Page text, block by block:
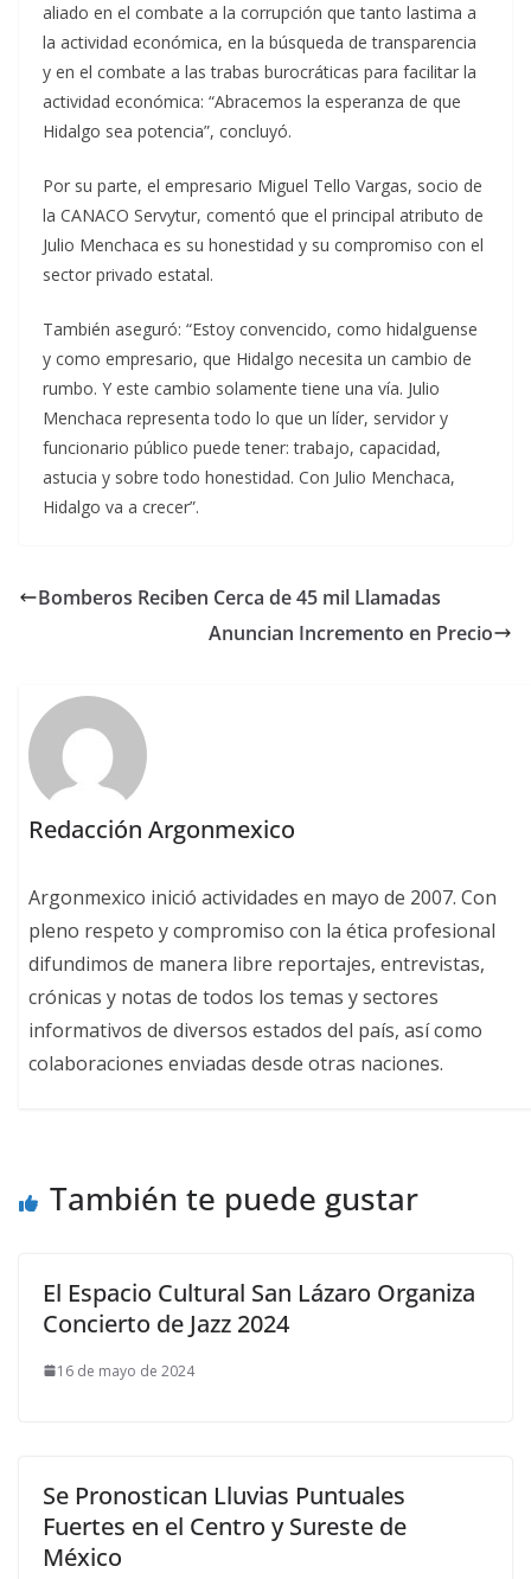
aliado en el combate a la corrupción que tanto lastima a
la actividad económica, en la búsqueda de transparencia
y en el combate a las trabas burocráticas para facilitar la
actividad económica: “Abracemos la esperanza de que
Hidalgo sea potencia”, concluyó.
Por su parte, el empresario Miguel Tello Vargas, socio de
la CANACO Servytur, comentó que el principal atributo de
Julio Menchaca es su honestidad y su compromiso con el
sector privado estatal.
También aseguró: “Estoy convencido, como hidalguense
y como empresario, que Hidalgo necesita un cambio de
rumbo. Y este cambio solamente tiene una vía. Julio
Menchaca representa todo lo que un líder, servidor y
funcionario público puede tener: trabajo, capacidad,
astucia y sobre todo honestidad. Con Julio Menchaca,
Hidalgo va a crecer”.
Bomberos Reciben Cerca de 45 mil Llamadas
Anuncian Incremento en Precio
Redacción Argonmexico
Argonmexico inició actividades en mayo de 2007. Con
pleno respeto y compromiso con la ética profesional
difundimos de manera libre reportajes, entrevistas,
crónicas y notas de todos los temas y sectores
informativos de diversos estados del país, así como
colaboraciones enviadas desde otras naciones.
También te puede gustar
El Espacio Cultural San Lázaro Organiza
Concierto de Jazz 2024
16 de mayo de 2024
Se Pronostican Lluvias Puntuales
Fuertes en el Centro y Sureste de
México